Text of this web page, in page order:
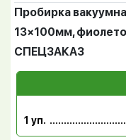
Пробирка
13×100мм,
СПЕЦЗАКАЗ
1 уп.